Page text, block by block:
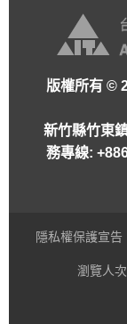
版權所有 ©
新竹縣竹東
務專線:
隱私權保護宣告
瀏覽人次